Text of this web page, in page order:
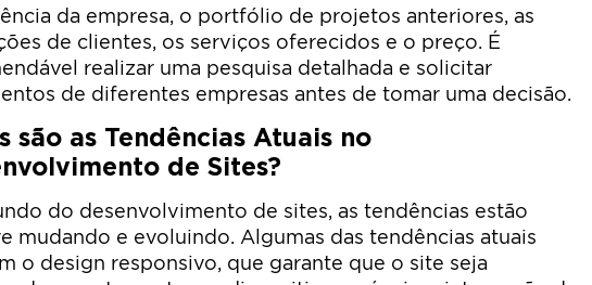
da empresa, o portfólio de projetos anteriores, as
de clientes, os serviços oferecidos e o preço. É
realizar uma pesquisa detalhada e solicitar
de diferentes empresas antes de tomar uma decisão.
são as Tendências Atuais no
de Sites?
do desenvolvimento de sites, as tendências estão
mudando e evoluindo. Algumas das tendências atuais
o design responsivo, que garante que o site seja